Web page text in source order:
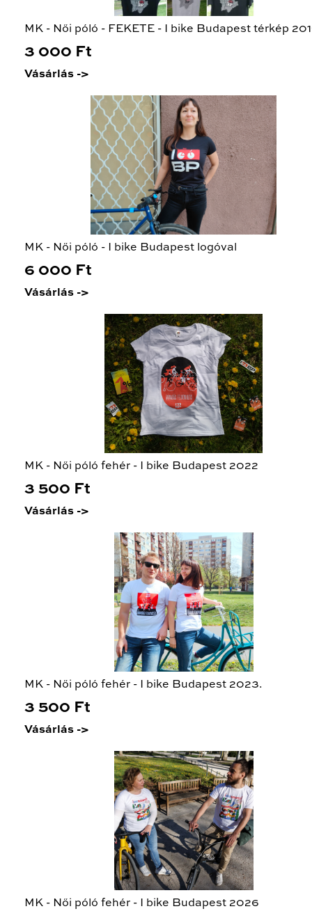
MK - Női póló - FEKETE - I bike Budapest térkép
3 000 Ft
Vásárlás ->
MK - Női póló - I bike Budapest logóval
6 000 Ft
Vásárlás ->
MK - Női póló fehér - I bike Budapest 2022
3 500 Ft
Vásárlás ->
MK - Női póló fehér - I bike Budapest 2023.
3 500 Ft
Vásárlás ->
MK - Női póló fehér - I bike Budapest 2026